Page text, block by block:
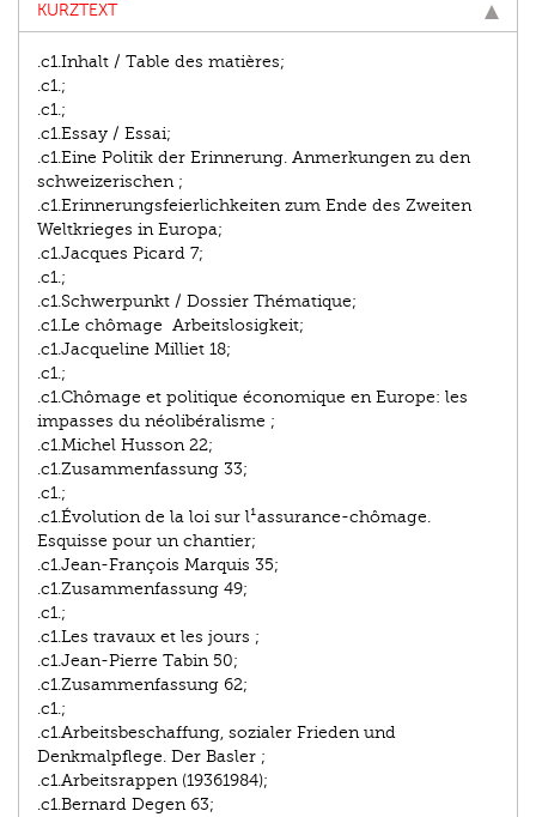
KURZTEXT
.c1.Inhalt / Table des matières;
.c1.;
.c1.;
.c1.Essay / Essai;
.c1.Eine Politik der Erinnerung. Anmerkungen zu den
schweizerischen ;
.c1.Erinnerungsfeierlichkeiten zum Ende des Zweiten
Weltkrieges in Europa;
.c1.Jacques Picard 7;
.c1.;
.c1.Schwerpunkt / Dossier Thématique;
.c1.Le chômage ­ Arbeitslosigkeit;
.c1.Jacqueline Milliet 18;
.c1.;
.c1.Chômage et politique économique en Europe: les
impasses du néolibéralisme ;
.c1.Michel Husson 22;
.c1.Zusammenfassung 33;
.c1.;
.c1.Évolution de la loi sur l¹assurance-chômage.
Esquisse pour un chantier;
.c1.Jean-François Marquis 35;
.c1.Zusammenfassung 49;
.c1.;
.c1.Les travaux et les jours ;
.c1.Jean-Pierre Tabin 50;
.c1.Zusammenfassung 62;
.c1.;
.c1.Arbeitsbeschaffung, sozialer Frieden und
Denkmalpflege. Der Basler ;
.c1.Arbeitsrappen (1936­1984);
.c1.Bernard Degen 63;